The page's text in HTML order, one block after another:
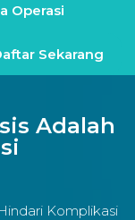
Operasi
Sekarang
Adalah
Komplikasi